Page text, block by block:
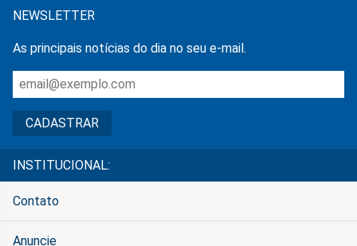
NEWSLETTER
As principais notícias do dia no seu e-mail.
INSTITUCIONAL:
Contato
Anuncie